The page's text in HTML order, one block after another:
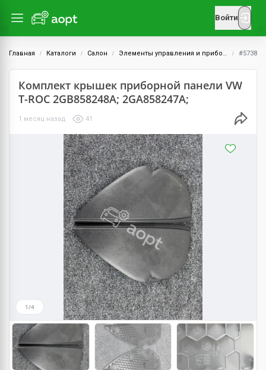
Войти
Главная Каталоги Салон Элементы управления и приборы #5738
Комплект крышек приборной панели VW
T-ROC 2GB858248A; 2GA858247A;
1 месяц назад 41
1/4